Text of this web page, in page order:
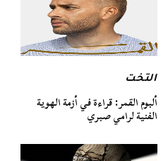
التخت
ألبوم القمر: قراءة في أزمة الهوية
الفنية لرامي صبري